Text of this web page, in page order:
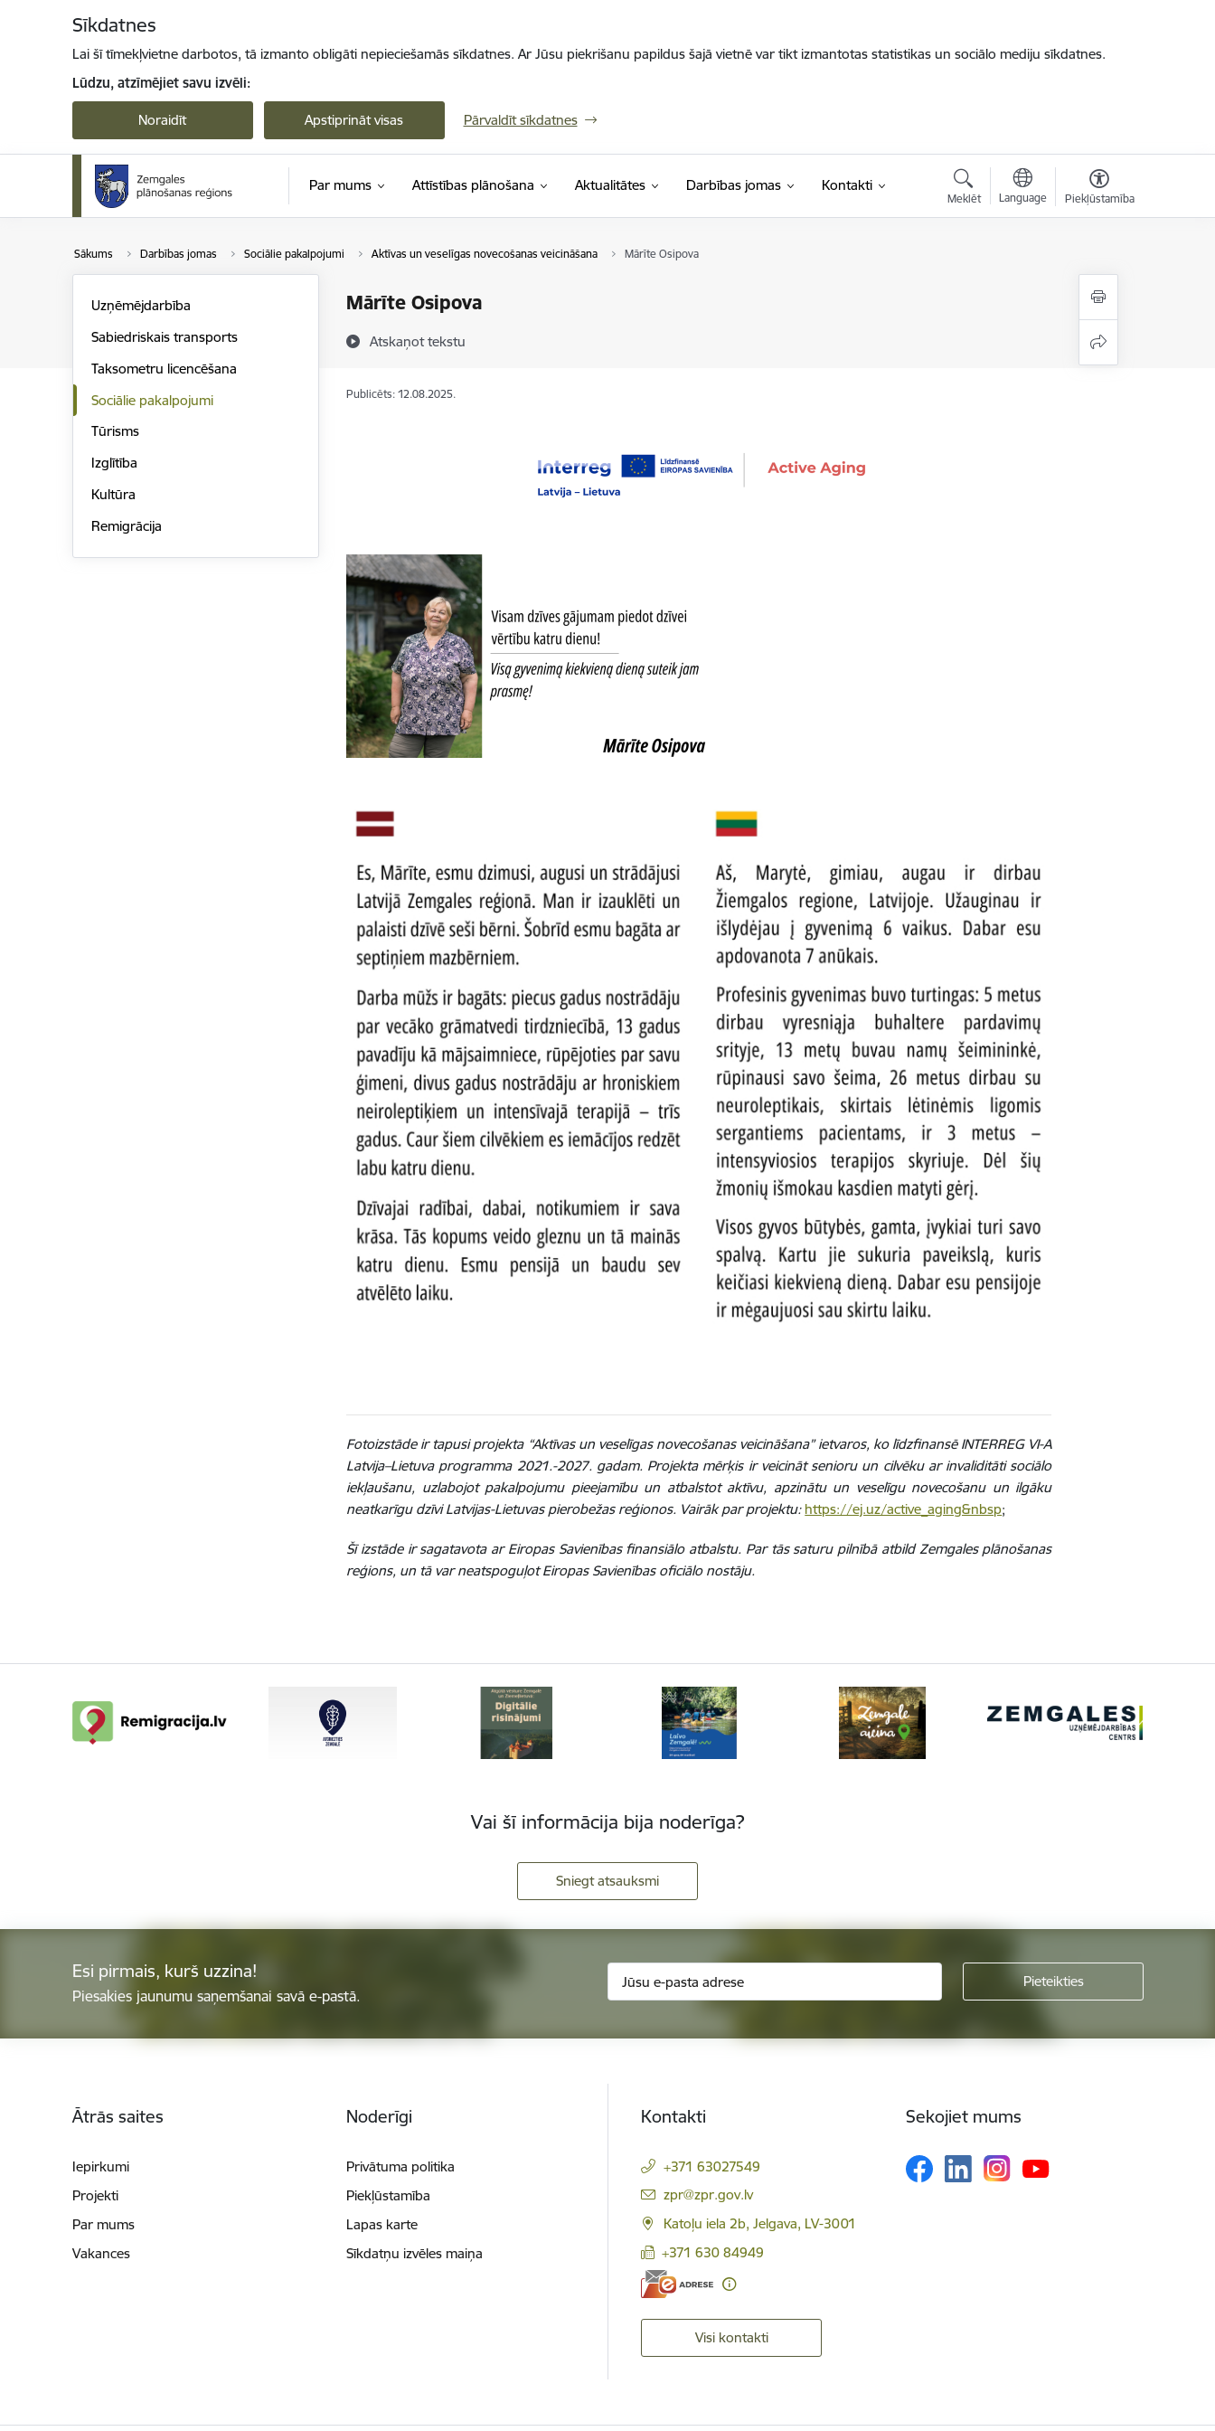
Sīkdatnes
Lai šī tīmekļvietne darbotos, tā izmanto obligāti nepieciešamās sīkdatnes. Ar Jūsu piekrišanu papildus šajā vietnē var tikt izmantotas statistikas un sociālo mediju sīkdatnes.
Lūdzu, atzīmējiet savu izvēli:
Noraidīt Apstiprināt visas Pārvaldīt sīkdatnes
Par mums Attīstības plānošana Aktualitātes Darbības jomas Kontakti
Meklēt Language Piekļūstamība
Sākums Darbības jomas Sociālie pakalpojumi Aktīvas un veselīgas novecošanas veicināšana Mārīte Osipova
Mārīte Osipova
Atskaņot tekstu
Uzņēmējdarbība
Sabiedriskais transports
Taksometru licencēšana
Sociālie pakalpojumi
Tūrisms
Izglītība
Kultūra
Remigrācija
Publicēts: 12.08.2025.
Fotoizstāde ir tapusi projekta “Aktīvas un veselīgas novecošanas veicināšana” ietvaros, ko līdzfinansē INTERREG VI-A
Latvija–Lietuva programma 2021.-2027. gadam. Projekta mērķis ir veicināt senioru un cilvēku ar invaliditāti sociālo
iekļaušanu, uzlabojot pakalpojumu pieejamību un atbalstot aktīvu, apzinātu un veselīgu novecošanu un ilgāku
neatkarīgu dzīvi Latvijas-Lietuvas pierobežas reģionos. Vairāk par projektu: https://ej.uz/active_aging&nbsp;
Šī izstāde ir sagatavota ar Eiropas Savienības finansiālo atbalstu. Par tās saturu pilnībā atbild Zemgales plānošanas
reģions, un tā var neatspoguļot Eiropas Savienības oficiālo nostāju.
Vai šī informācija bija noderīga?
Sniegt atsauksmi
Esi pirmais, kurš uzzina!
Piesakies jaunumu saņemšanai savā e-pastā.
Ātrās saites
Iepirkumi
Projekti
Par mums
Vakances
Noderīgi
Privātuma politika
Piekļūstamība
Lapas karte
Sīkdatņu izvēles maiņa
Kontakti
+371 63027549
E-pasts:
zpr@zpr.gov.lv
Katoļu iela 2b, Jelgava, LV-3001
+371 630 84949
Visi kontakti
Sekojiet mums